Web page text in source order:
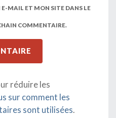
MAIL ET MON SITE DANS LE
COMMENTAIRE.
réduire les
sur comment les
sont utilisées.